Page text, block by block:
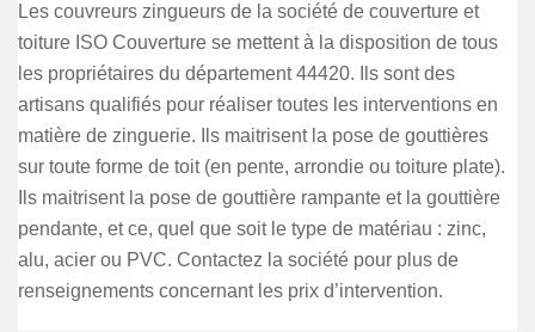
Les couvreurs zingueurs de la société de couverture et
toiture ISO Couverture se mettent à la disposition de tous
les propriétaires du département 44420. Ils sont des
artisans qualifiés pour réaliser toutes les interventions en
matière de zinguerie. Ils maitrisent la pose de gouttières
sur toute forme de toit (en pente, arrondie ou toiture plate).
Ils maitrisent la pose de gouttière rampante et la gouttière
pendante, et ce, quel que soit le type de matériau : zinc,
alu, acier ou PVC. Contactez la société pour plus de
renseignements concernant les prix d’intervention.